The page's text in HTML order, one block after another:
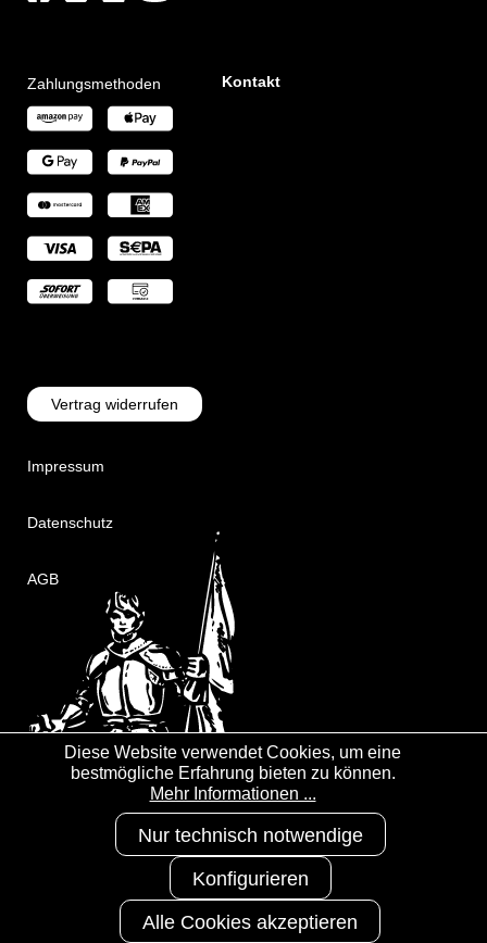
Zahlungsmethoden
Vertrag widerrufen
Impressum
Datenschutz
AGB
Kontakt
Copyright 20253S-Arbeitsschutz
Diese Website verwendet Cookies, um eine
bestmögliche Erfahrung bieten zu können.
Mehr Informationen ...
Nur technisch notwendige
Konfigurieren
Alle Cookies akzeptieren